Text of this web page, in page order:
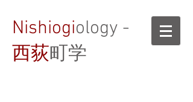
Nishiogiology -
西荻町学